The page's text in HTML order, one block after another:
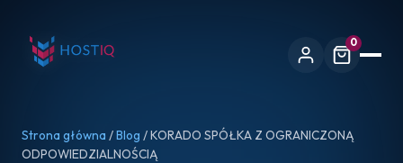
0
Strona główna /Blog / KORADO SPÓŁKA Z OGRANICZONĄ
ODPOWIEDZIALNOŚCIĄ